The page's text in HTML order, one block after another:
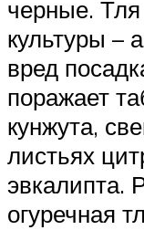
черные.
культуры –
вред
поражает
кунжута,
листьях
эвкалипта.
огуречная